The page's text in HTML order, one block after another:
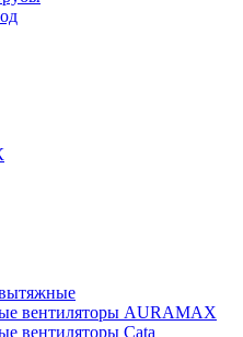
вентиляторы AURAMAX
вентиляторы Cata